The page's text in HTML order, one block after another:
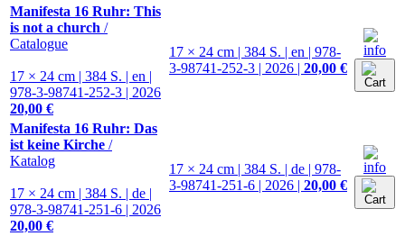
Manifesta 16 Ruhr: This
is not a church /
Catalogue
17 × 24 cm | 384 S. | en |
978-3-98741-252-3 | 2026
20,00 €
17 × 24 cm | 384 S. | en | 978-
3-98741-252-3 | 2026 | 20,00 €
Manifesta 16 Ruhr: Das
ist keine Kirche /
Katalog
17 × 24 cm | 384 S. | de |
978-3-98741-251-6 | 2026
20,00 €
17 × 24 cm | 384 S. | de | 978-
3-98741-251-6 | 2026 | 20,00 €